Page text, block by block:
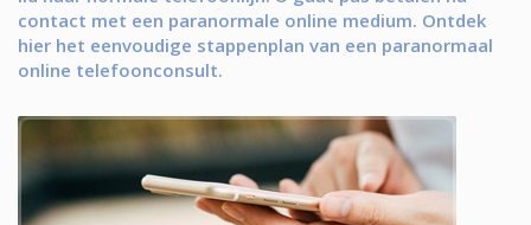
contact met een paranormale online medium. Ontdek
hier het eenvoudige stappenplan van een paranormaal
online telefoonconsult.